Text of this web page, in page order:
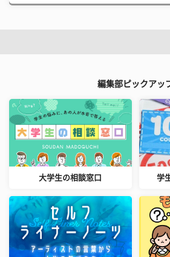
編集部ピックアッ
大学生の相談窓口 学